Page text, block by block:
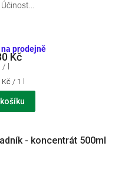
prodejně
Kč
/ l
/ 1 l
- koncentrát 500ml